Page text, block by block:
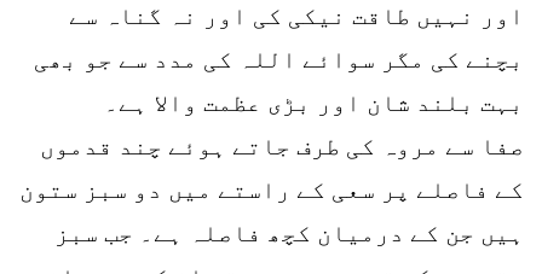
اور نہیں طاقت نیکی کی اور نہ گناہ سے
بچنے کی مگر سوائے اللہ کی مدد سے جو بھی
بہت بلند شان اور بڑی عظمت والا ہے۔
صفا سے مروہ کی طرف جاتے ہوئے چند قدموں
کے فاصلے پر سعی کے راستے میں دو سبز ستون
ہیں جن کے درمیان کچھ فاصلہ ہے۔ جب سبز